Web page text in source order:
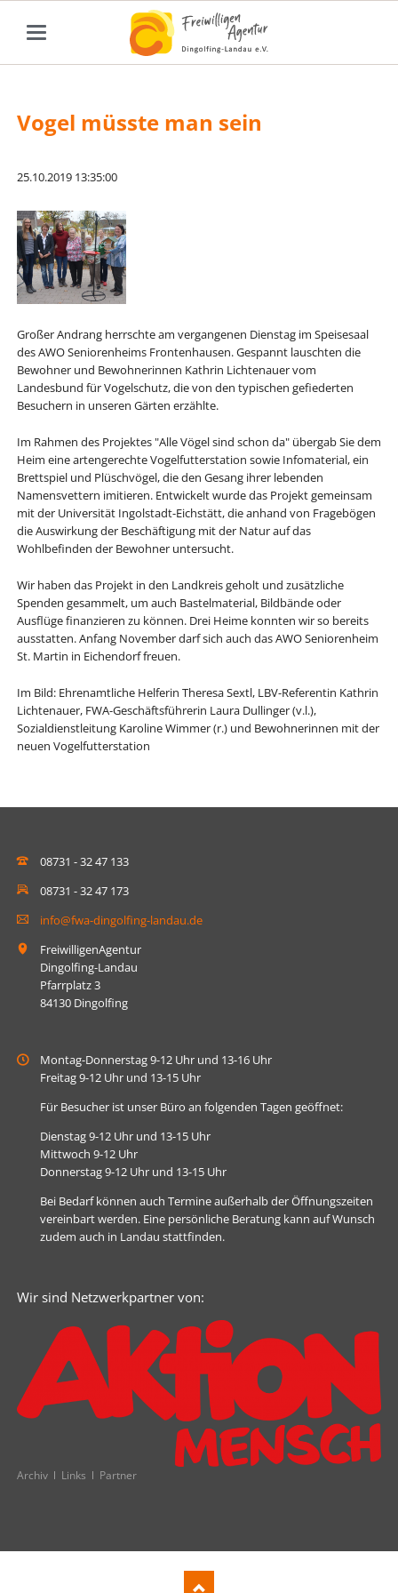
Vogel müsste man sein
25.10.2019 13:35:00
Großer Andrang herrschte am vergangenen Dienstag im Speisesaal
des AWO Seniorenheims Frontenhausen. Gespannt lauschten die
Bewohner und Bewohnerinnen Kathrin Lichtenauer vom
Landesbund für Vogelschutz, die von den typischen gefiederten
Besuchern in unseren Gärten erzählte.
Im Rahmen des Projektes "Alle Vögel sind schon da" übergab Sie dem
Heim eine artengerechte Vogelfutterstation sowie Infomaterial, ein
Brettspiel und Plüschvögel, die den Gesang ihrer lebenden
Namensvettern imitieren. Entwickelt wurde das Projekt gemeinsam
mit der Universität Ingolstadt-Eichstätt, die anhand von Fragebögen
die Auswirkung der Beschäftigung mit der Natur auf das
Wohlbefinden der Bewohner untersucht.
Wir haben das Projekt in den Landkreis geholt und zusätzliche
Spenden gesammelt, um auch Bastelmaterial, Bildbände oder
Ausflüge finanzieren zu können. Drei Heime konnten wir so bereits
ausstatten. Anfang November darf sich auch das AWO Seniorenheim
St. Martin in Eichendorf freuen.
Im Bild: Ehrenamtliche Helferin Theresa Sextl, LBV-Referentin Kathrin
Lichtenauer, FWA-Geschäftsführerin Laura Dullinger (v.l.),
Sozialdienstleitung Karoline Wimmer (r.) und Bewohnerinnen mit der
neuen Vogelfutterstation
08731 - 32 47 133
08731 - 32 47 173
info@fwa-dingolfing-landau.de
FreiwilligenAgentur
Dingolfing-Landau
Pfarrplatz 3
84130 Dingolfing
Montag-Donnerstag 9-12 Uhr und 13-16 Uhr
Freitag 9-12 Uhr und 13-15 Uhr
Für Besucher ist unser Büro an folgenden Tagen geöffnet:
Dienstag 9-12 Uhr und 13-15 Uhr
Mittwoch 9-12 Uhr
Donnerstag 9-12 Uhr und 13-15 Uhr
Bei Bedarf können auch Termine außerhalb der Öffnungszeiten
vereinbart werden. Eine persönliche Beratung kann auf Wunsch
zudem auch in Landau stattfinden.
Wir sind Netzwerkpartner von:
Navigation
Archiv Links Partner